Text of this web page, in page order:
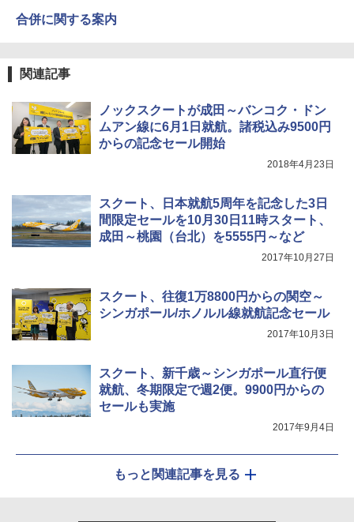
新しい日本地理 地図・統計・移動から読み
解く (講談社現代新書)
￥1,540
簡単設置 ポップアップテント エクルベージ
ュ(BC仕様) PATC-150B(EB)
￥9,990
[キャンパーズコレクション 山善] 傘みたいに
広げるだけ パッとサッとテント キューブワ
イドプラス ブラックコーティング フルクロ
ーズ メッシュ 5人用 簡単設置 ポップアップ
テント PATCW-200B エクルベージュ
1cm ソフト 2個セット (2個セット)
￥680
着替えテント トイレテント 透けない【換気
通気窓付き】収納袋付き UVカット 防水 防災
コンパクト iimono117 (ブルー)
合併に関する案内
関連記事
ノックスクートが成田～バンコク・ドン
ムアン線に6月1日就航。諸税込み9500円
からの記念セール開始
2018年4月23日
スクート、日本就航5周年を記念した3日
間限定セールを10月30日11時スタート、
成田～桃園（台北）を5555円～など
2017年10月27日
スクート、往復1万8800円からの関空～
シンガポール/ホノルル線就航記念セール
2017年10月3日
スクート、新千歳～シンガポール直行便
就航、冬期限定で週2便。9900円からの
セールも実施
2017年9月4日
もっと関連記事を見る